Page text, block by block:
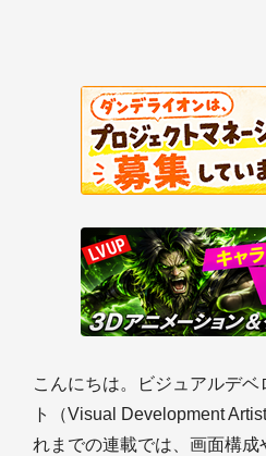
こんにちは。ビジュアルデ
ト（Visual Development
れまでの連載では、画面構